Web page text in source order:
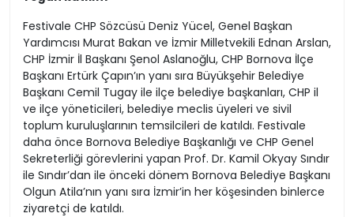
Festivale CHP Sözcüsü Deniz Yücel, Genel Başkan
Yardımcısı Murat Bakan ve İzmir Milletvekili Ednan Arslan,
CHP İzmir İl Başkanı Şenol Aslanoğlu, CHP Bornova İlçe
Başkanı Ertürk Çapın’ın yanı sıra Büyükşehir Belediye
Başkanı Cemil Tugay ile ilçe belediye başkanları, CHP il
ve ilçe yöneticileri, belediye meclis üyeleri ve sivil
toplum kuruluşlarının temsilcileri de katıldı. Festivale
daha önce Bornova Belediye Başkanlığı ve CHP Genel
Sekreterliği görevlerini yapan Prof. Dr. Kamil Okyay Sındır
ile Sındır’dan ile önceki dönem Bornova Belediye Başkanı
Olgun Atila’nın yanı sıra İzmir’in her köşesinden binlerce
ziyaretçi de katıldı.